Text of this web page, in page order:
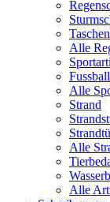
Alle
Alle
Strand
Alle
Alle